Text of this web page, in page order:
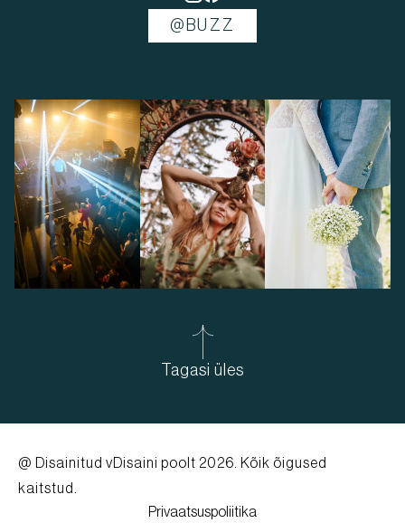
@BUZZ
Tagasi üles
@ Disainitud vDisaini poolt 2026. Kõik õigused
kaitstud.
Privaatsuspoliitika